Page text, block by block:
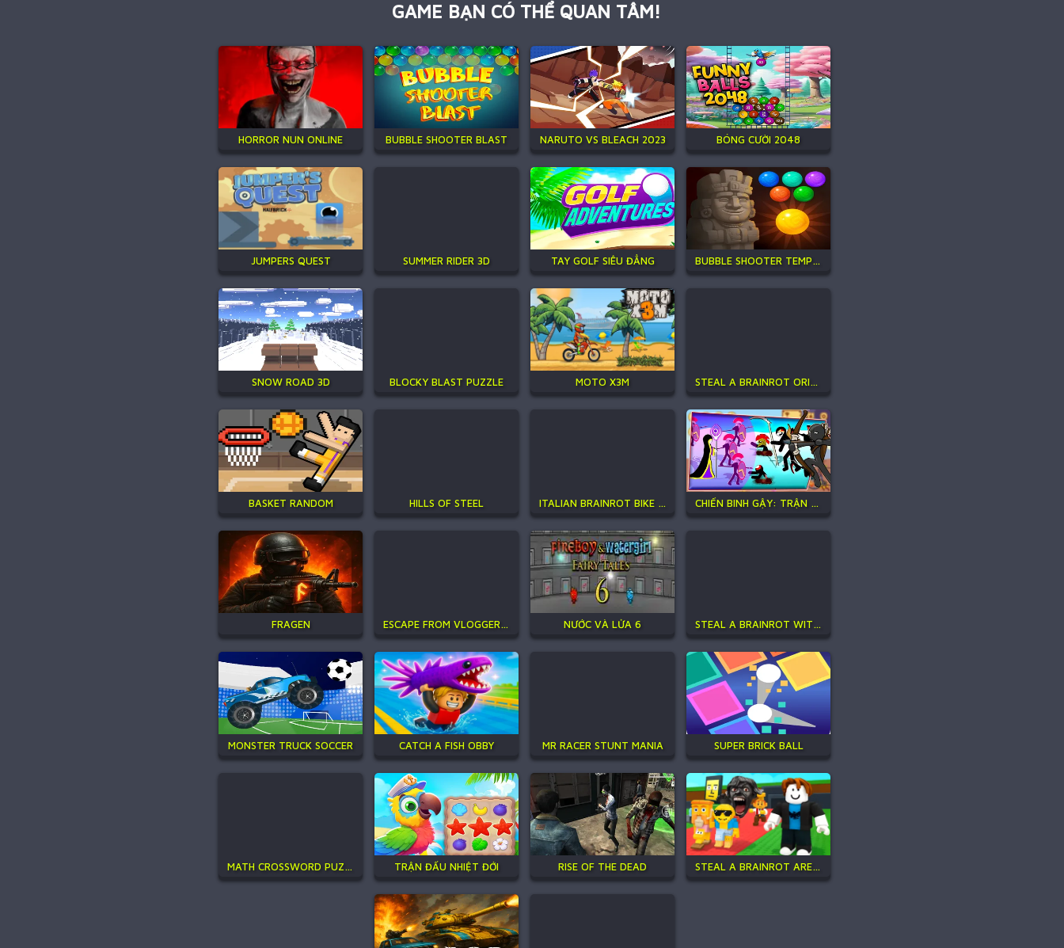
GAME BẠN CÓ THỂ QUAN TÂM!
HORROR NUN ONLINE BUBBLE SHOOTER BLAST NARUTO VS BLEACH 2023 BÓNG CƯỜI 2048
JUMPERS QUEST SUMMER RIDER 3D TAY GOLF SIÊU ĐẲNG BUBBLE SHOOTER TEMPLE JEWELS
SNOW ROAD 3D BLOCKY BLAST PUZZLE MOTO X3M STEAL A BRAINROT ORIGINAL 3D
BASKET RANDOM HILLS OF STEEL ITALIAN BRAINROT BIKE RUSH CHIẾN BINH GẬY: TRẬN CHIẾN MỚI
FRAGEN ESCAPE FROM VLOGGER: RUNAWAY NƯỚC VÀ LỬA 6 STEAL A BRAINROT WITH NOOB AND PRO!
MONSTER TRUCK SOCCER CATCH A FISH OBBY MR RACER STUNT MANIA SUPER BRICK BALL
MATH CROSSWORD PUZZLE - GENIUS EDITION TRẬN ĐẤU NHIỆT ĐỚI RISE OF THE DEAD STEAL A BRAINROT ARENA 67